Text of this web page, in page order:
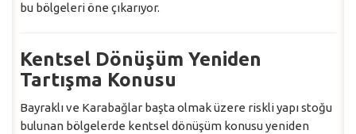
bu bölgeleri öne çıkarıyor.
Kentsel Dönüşüm Yeniden
Tartışma Konusu
Bayraklı ve Karabağlar başta olmak üzere riskli yapı stoğu
bulunan bölgelerde kentsel dönüşüm konusu yeniden